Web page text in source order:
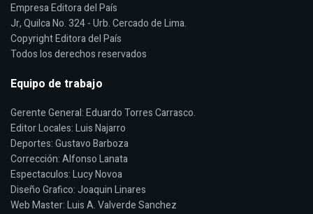
Empresa Editora del País
Jr, Quilca No. 324 - Urb. Cercado de Lima.
Copyright Editora del País
Todos los derechos reservados
Equipo de trabajo
Gerente General: Eduardo Torres Carrasco.
Editor Locales: Luis Najarro
Deportes: Gustavo Barboza
Corrección: Alfonso Lanata
Espectaculos: Lucy Novoa
Diseño Grafico: Joaquin Linares
Web Master: Luis A. Valverde Sanchez